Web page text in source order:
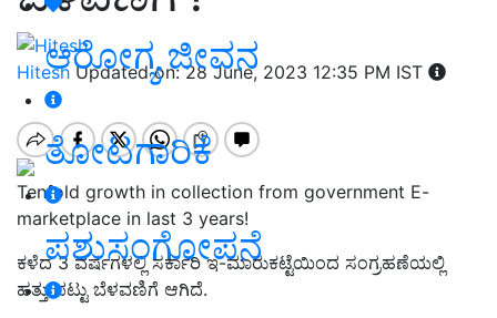
ಆರೋಗ್ಯ ಜೀವನ
ತೋಟಗಾರಿಕೆ
ಪಶುಸಂಗೋಪನೆ
Hitesh Updated on: 28 June, 2023 12:35 PM IST
Tenfold growth in collection from government E-
marketplace in last 3 years!
ಕಳೆದ 3 ವರ್ಷಗಳಲ್ಲಿ ಸರ್ಕಾರಿ ಇ-ಮಾರುಕಟ್ಟೆಯಿಂದ ಸಂಗ್ರಹಣೆಯಲ್ಲಿ
ಹತ್ತು ಪಟ್ಟು ಬೆಳವಣಿಗೆ ಆಗಿದೆ.